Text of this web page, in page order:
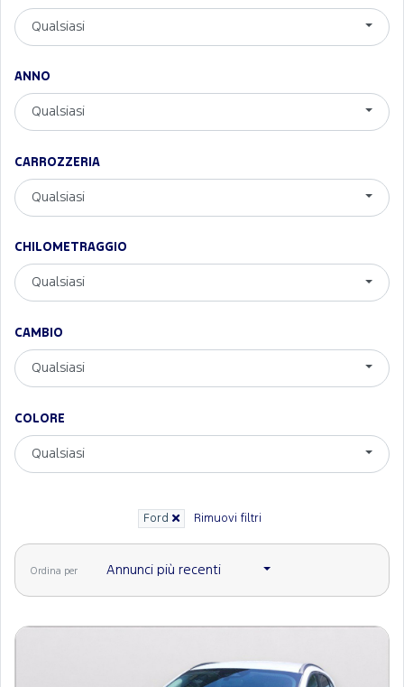
Qualsiasi
ANNO
Qualsiasi
CARROZZERIA
Qualsiasi
CHILOMETRAGGIO
Qualsiasi
CAMBIO
Qualsiasi
COLORE
Qualsiasi
Ford Rimuovi filtri
Ordina per Annunci più recenti